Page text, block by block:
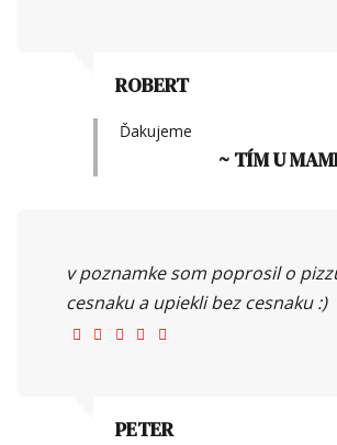
ROBERT
Ďakujeme
~ TÍM U
v poznamke som poprosil o
cesnaku a upiekli bez cesnaku :)
PETER